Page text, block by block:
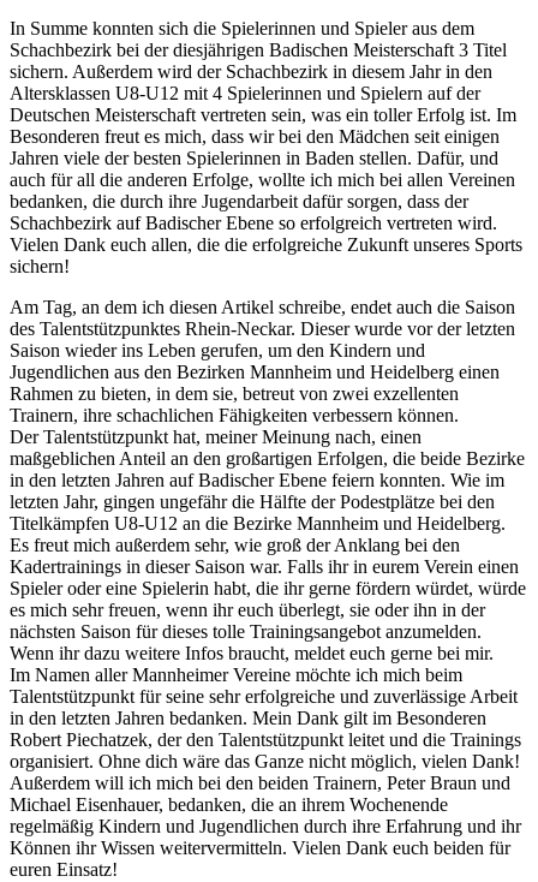
In Summe konnten sich die Spielerinnen und Spieler aus dem
Schachbezirk bei der diesjährigen Badischen Meisterschaft 3 Titel
sichern. Außerdem wird der Schachbezirk in diesem Jahr in den
Altersklassen U8-U12 mit 4 Spielerinnen und Spielern auf der
Deutschen Meisterschaft vertreten sein, was ein toller Erfolg ist. Im
Besonderen freut es mich, dass wir bei den Mädchen seit einigen
Jahren viele der besten Spielerinnen in Baden stellen. Dafür, und
auch für all die anderen Erfolge, wollte ich mich bei allen Vereinen
bedanken, die durch ihre Jugendarbeit dafür sorgen, dass der
Schachbezirk auf Badischer Ebene so erfolgreich vertreten wird.
Vielen Dank euch allen, die die erfolgreiche Zukunft unseres Sports
sichern!
Am Tag, an dem ich diesen Artikel schreibe, endet auch die Saison
des Talentstützpunktes Rhein-Neckar. Dieser wurde vor der letzten
Saison wieder ins Leben gerufen, um den Kindern und
Jugendlichen aus den Bezirken Mannheim und Heidelberg einen
Rahmen zu bieten, in dem sie, betreut von zwei exzellenten
Trainern, ihre schachlichen Fähigkeiten verbessern können.
Der Talentstützpunkt hat, meiner Meinung nach, einen
maßgeblichen Anteil an den großartigen Erfolgen, die beide Bezirke
in den letzten Jahren auf Badischer Ebene feiern konnten. Wie im
letzten Jahr, gingen ungefähr die Hälfte der Podestplätze bei den
Titelkämpfen U8-U12 an die Bezirke Mannheim und Heidelberg.
Es freut mich außerdem sehr, wie groß der Anklang bei den
Kadertrainings in dieser Saison war. Falls ihr in eurem Verein einen
Spieler oder eine Spielerin habt, die ihr gerne fördern würdet, würde
es mich sehr freuen, wenn ihr euch überlegt, sie oder ihn in der
nächsten Saison für dieses tolle Trainingsangebot anzumelden.
Wenn ihr dazu weitere Infos braucht, meldet euch gerne bei mir.
Im Namen aller Mannheimer Vereine möchte ich mich beim
Talentstützpunkt für seine sehr erfolgreiche und zuverlässige Arbeit
in den letzten Jahren bedanken. Mein Dank gilt im Besonderen
Robert Piechatzek, der den Talentstützpunkt leitet und die Trainings
organisiert. Ohne dich wäre das Ganze nicht möglich, vielen Dank!
Außerdem will ich mich bei den beiden Trainern, Peter Braun und
Michael Eisenhauer, bedanken, die an ihrem Wochenende
regelmäßig Kindern und Jugendlichen durch ihre Erfahrung und ihr
Können ihr Wissen weitervermitteln. Vielen Dank euch beiden für
euren Einsatz!